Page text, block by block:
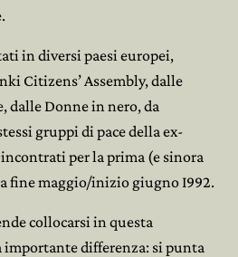
in diversi paesi europei,
Citizens’ Assembly, dalle
dalle Donne in nero, da
gruppi di pace della ex-
incontrati per la prima (e sinora
fine maggio/inizio giugno I992.
collocarsi in questa
importante differenza: si punta